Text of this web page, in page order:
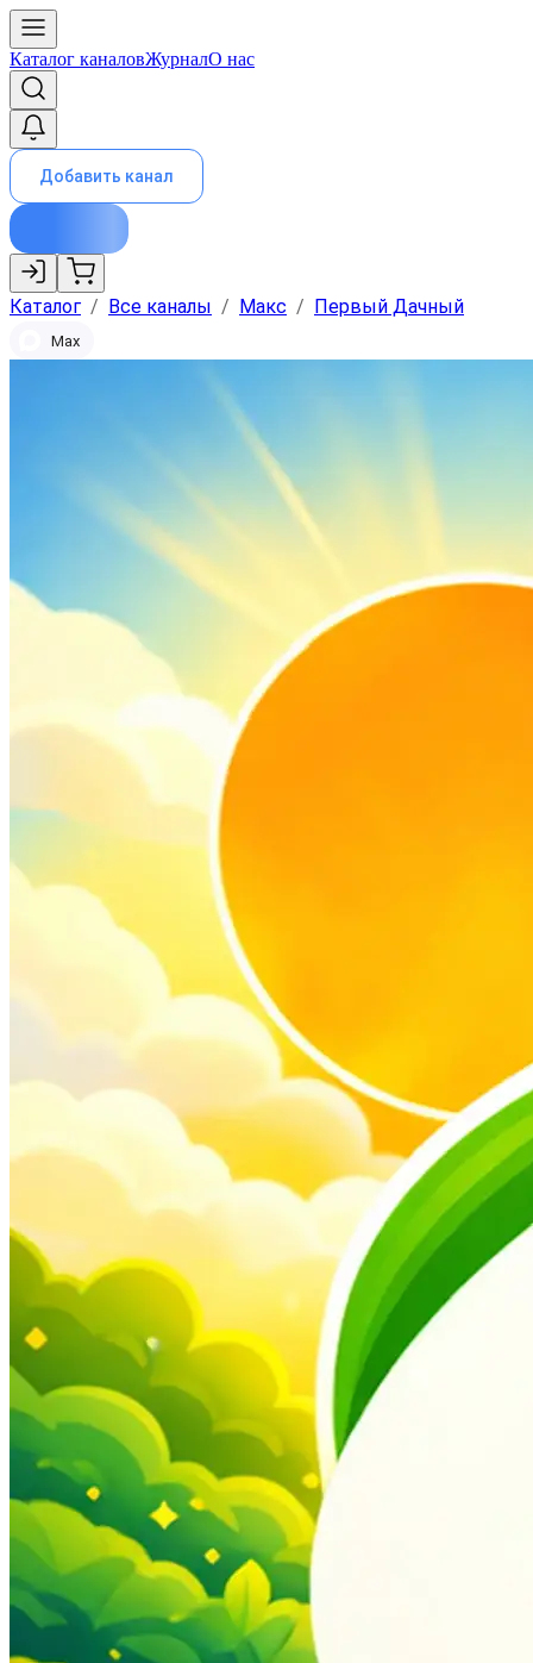
Каталог каналовЖурналО нас
Добавить канал
Каталог / Все каналы / Макс / Первый Дачный
Max